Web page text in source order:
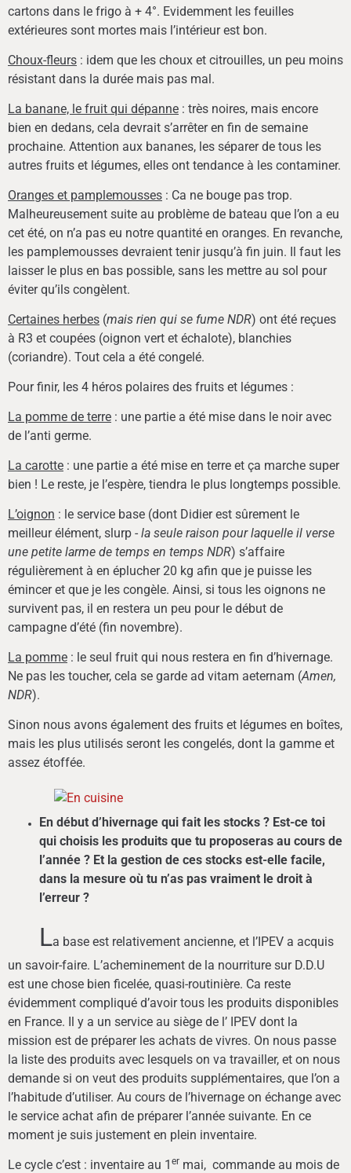
cartons dans le frigo à + 4°. Evidemment les feuilles
extérieures sont mortes mais l’intérieur est bon.
Choux-fleurs : idem que les choux et citrouilles, un peu moins
résistant dans la durée mais pas mal.
La banane, le fruit qui dépanne : très noires, mais encore
bien en dedans, cela devrait s’arrêter en fin de semaine
prochaine. Attention aux bananes, les séparer de tous les
autres fruits et légumes, elles ont tendance à les contaminer.
Oranges et pamplemousses : Ca ne bouge pas trop.
Malheureusement suite au problème de bateau que l’on a eu
cet été, on n’a pas eu notre quantité en oranges. En revanche,
les pamplemousses devraient tenir jusqu’à fin juin. Il faut les
laisser le plus en bas possible, sans les mettre au sol pour
éviter qu’ils congèlent.
Certaines herbes (mais rien qui se fume NDR) ont été reçues
à R3 et coupées (oignon vert et échalote), blanchies
(coriandre). Tout cela a été congelé.
Pour finir, les 4 héros polaires des fruits et légumes :
La pomme de terre : une partie a été mise dans le noir avec
de l’anti germe.
La carotte : une partie a été mise en terre et ça marche super
bien ! Le reste, je l’espère, tiendra le plus longtemps possible.
L’oignon : le service base (dont Didier est sûrement le
meilleur élément, slurp - la seule raison pour laquelle il verse
une petite larme de temps en temps NDR) s’affaire
régulièrement à en éplucher 20 kg afin que je puisse les
émincer et que je les congèle. Ainsi, si tous les oignons ne
survivent pas, il en restera un peu pour le début de
campagne d’été (fin novembre).
La pomme : le seul fruit qui nous restera en fin d’hivernage.
Ne pas les toucher, cela se garde ad vitam aeternam (Amen,
NDR).
Sinon nous avons également des fruits et légumes en boîtes,
mais les plus utilisés seront les congelés, dont la gamme et
assez étoffée.
En début d’hivernage qui fait les stocks ? Est-ce toi
qui choisis les produits que tu proposeras au cours de
l’année ? Et la gestion de ces stocks est-elle facile,
dans la mesure où tu n’as pas vraiment le droit à
l’erreur ?
La base est relativement ancienne, et l’IPEV a acquis
un savoir-faire. L’acheminement de la nourriture sur D.D.U
est une chose bien ficelée, quasi-routinière. Ca reste
évidemment compliqué d’avoir tous les produits disponibles
en France. Il y a un service au siège de l’ IPEV dont la
mission est de préparer les achats de vivres. On nous passe
la liste des produits avec lesquels on va travailler, et on nous
demande si on veut des produits supplémentaires, que l’on a
l’habitude d’utiliser. Au cours de l’hivernage on échange avec
le service achat afin de préparer l’année suivante. En ce
moment je suis justement en plein inventaire.
Le cycle c’est : inventaire au 1 er mai, commande au mois de